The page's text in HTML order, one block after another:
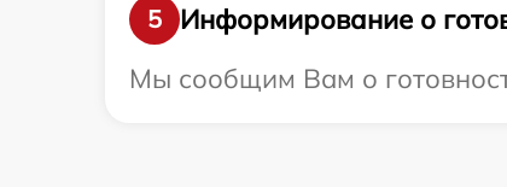
5
Информирование о
Мы сообщим Вам о